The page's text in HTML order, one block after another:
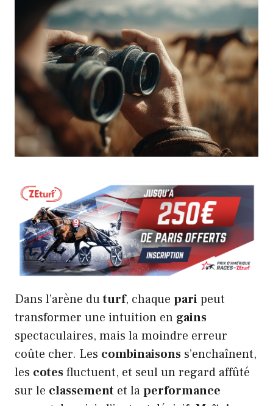
Dans l’arène duturf, chaque paripeut
transformer une intuition en gains
spectaculaires, mais la moindre erreur
coûte cher. Les combinaisons s’enchaînent,
les cotesfluctuent, et seul un regard affûté
sur le classement et laperformance